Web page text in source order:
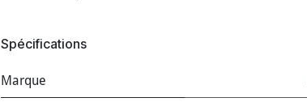
Spécifications
Marque